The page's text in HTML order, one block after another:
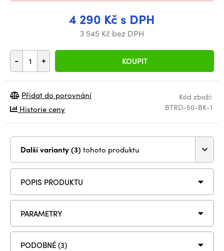
4 290 Kč s DPH
3 545 Kč bez DPH
- + KOUPIT
Kód zboží:
BTRD-50-BK-1
Přidat do porovnání
Historie ceny
Další varianty (3) tohoto produktu
POPIS PRODUKTU
PARAMETRY
PODOBNÉ (3)